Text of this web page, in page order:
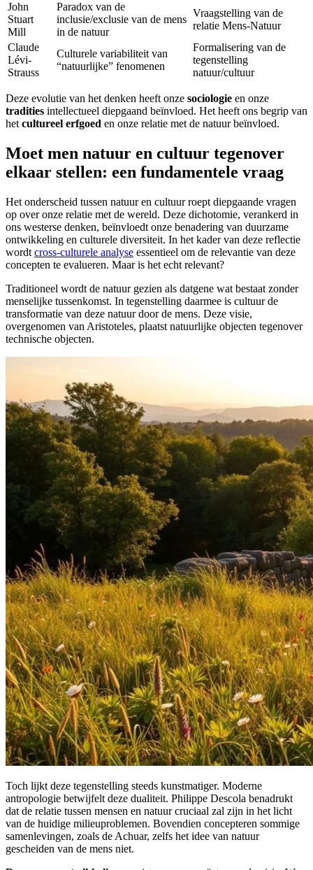
John
Stuart
Mill
Paradox van de
inclusie/exclusie van de mens
in de natuur
Vraagstelling van de
relatie Mens-Natuur
Claude
Lévi-
Strauss
Culturele variabiliteit van
“natuurlijke” fenomenen
Formalisering van de
tegenstelling
natuur/cultuur
Deze evolutie van het denken heeft onze sociologie en onze
tradities intellectueel diepgaand beïnvloed. Het heeft ons begrip van
het cultureel erfgoed en onze relatie met de natuur beïnvloed.
Moet men natuur en cultuur tegenover
elkaar stellen: een fundamentele vraag
Het onderscheid tussen natuur en cultuur roept diepgaande vragen
op over onze relatie met de wereld. Deze dichotomie, verankerd in
ons westerse denken, beïnvloedt onze benadering van duurzame
ontwikkeling en culturele diversiteit. In het kader van deze reflectie
wordt cross-culturele analyse essentieel om de relevantie van deze
concepten te evalueren. Maar is het echt relevant?
Traditioneel wordt de natuur gezien als datgene wat bestaat zonder
menselijke tussenkomst. In tegenstelling daarmee is cultuur de
transformatie van deze natuur door de mens. Deze visie,
overgenomen van Aristoteles, plaatst natuurlijke objecten tegenover
technische objecten.
Toch lijkt deze tegenstelling steeds kunstmatiger. Moderne
antropologie betwijfelt deze dualiteit. Philippe Descola benadrukt
dat de relatie tussen mensen en natuur cruciaal zal zijn in het licht
van de huidige milieuproblemen. Bovendien concepteren sommige
samenlevingen, zoals de Achuar, zelfs het idee van natuur
gescheiden van de mens niet.